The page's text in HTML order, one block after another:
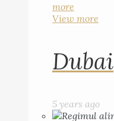
more
View more
Dubai
5 years ago